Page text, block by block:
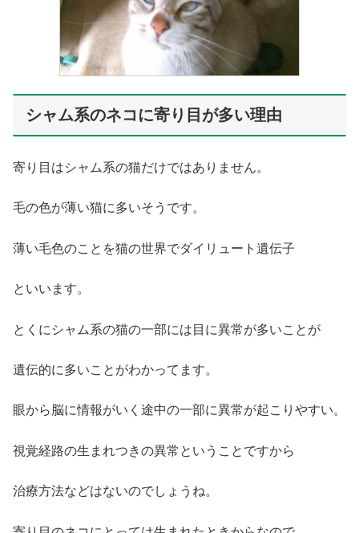
シャム系のネコに寄り目が多い理由
寄り目はシャム系の猫だけではありません。
毛の色が薄い猫に多いそうです。
薄い毛色のことを猫の世界でダイリュート遺伝子
といいます。
とくにシャム系の猫の一部には目に異常が多いことが
遺伝的に多いことがわかってます。
眼から脳に情報がいく途中の一部に異常が起こりやすい。
視覚経路の生まれつきの異常ということですから
治療方法などはないのでしょうね。